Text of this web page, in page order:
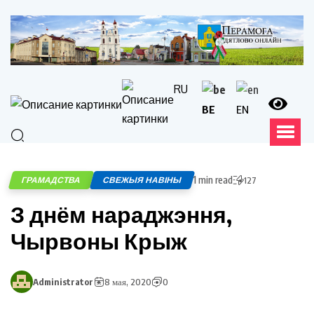
RU
BE EN
ГРАМАДСТВА СВЕЖЫЯ НАВІНЫ 1 min read 127
З днём нараджэння,
Чырвоны Крыж
Administrator 8 мая, 2020 0